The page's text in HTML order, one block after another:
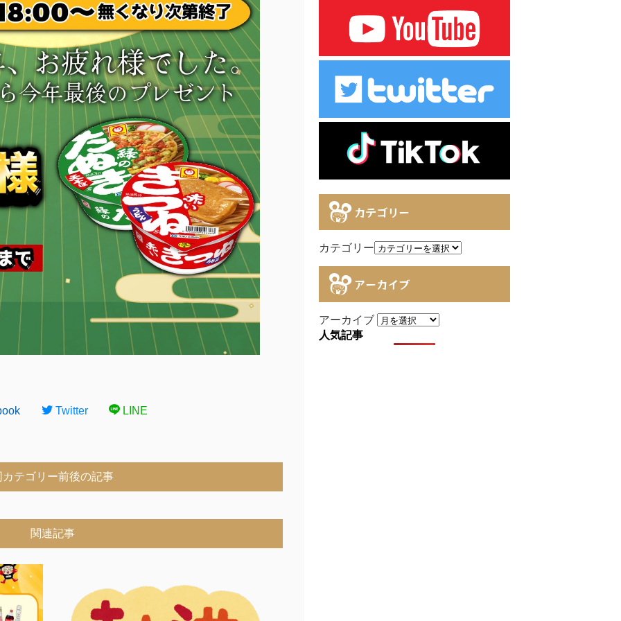
Twitter LINE
カテゴリー前後の記事
関連記事
カテゴリー
カテゴリー
アーカイブ
アーカイブ
人気記事